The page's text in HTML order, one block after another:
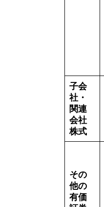
子会
社・
関連
会社
株式
その
他の
有価